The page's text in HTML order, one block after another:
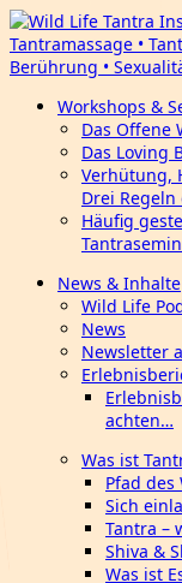
Workshops &
Das Offene
Das Loving
Verhütung,
Drei
Häufig
News & Inhalte
Wild Life
News
Newsletter
achten…
Was ist
Pfad des
Sich
Tantra –
Shiva &
Was ist